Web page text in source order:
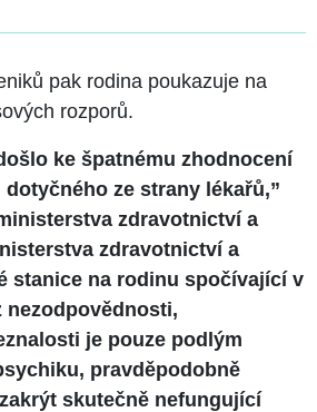
pak rodina poukazuje na
rozporů.
ke špatnému zhodnocení
ze strany lékařů,”
zdravotnictví a
zdravotnictví a
stanice na rodinu spočívající v
je pouze podlým
pravděpodobně
skutečně nefungující